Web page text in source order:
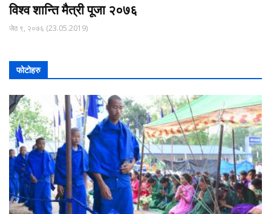
विश्व शान्ति मैत्री पूजा २०७६
जेठ ९, २०७६ (23.05.2019)
फोटोहरु